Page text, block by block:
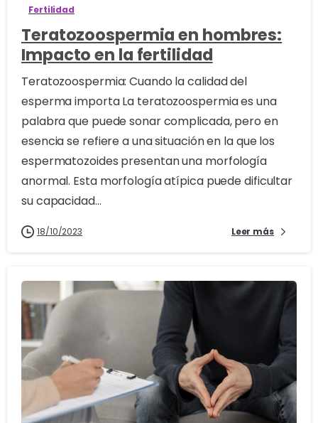
Fertilidad
Teratozoospermia en hombres:
Impacto en la fertilidad
Teratozoospermia: Cuando la calidad del
esperma importa La teratozoospermia es una
palabra que puede sonar complicada, pero en
esencia se refiere a una situación en la que los
espermatozoides presentan una morfología
anormal. Esta morfología atípica puede dificultar
su capacidad...
18/10/2023 Leer más